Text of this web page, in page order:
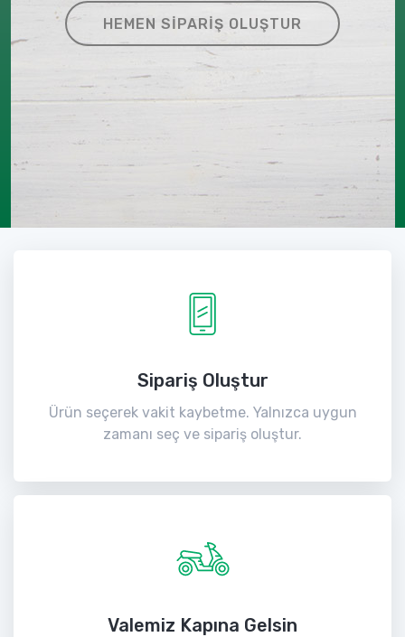
HEMEN SIPARIŞ OLUŞTUR
Sipariş Oluştur
Ürün seçerek vakit kaybetme. Yalnızca uygun
zamanı seç ve sipariş oluştur.
Valemiz Kapına Gelsin